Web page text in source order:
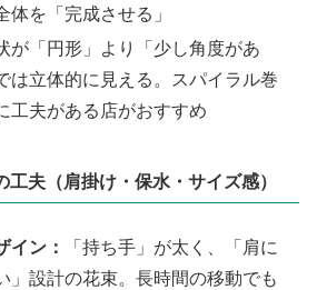
体を「完成させる」
が「円形」より「少し角度があ
は立体的に見える。スパイラル巻
工夫がある店がおすすめ
工夫（肩掛け・保水・サイズ感）
イン：
「持ち手」が太く、「肩に
」設計の花束。長時間の移動でも